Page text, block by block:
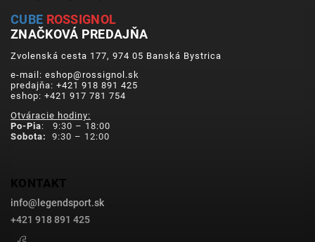
CUBE ROSSIGNOL
ZNAČKOVÁ PREDAJŇA
Zvolenská cesta 177, 974 05 Banská Bystrica
e-mail: eshop@rossignol.sk
predajňa: +421 918 891 425
eshop: +421 917 781 754
Otváracie hodiny:
Po-Pia: 9:30 – 18:00
Sobota:
9:30 – 12:00
KONTAKT
info@ legendsport.sk
+421 918 891 425